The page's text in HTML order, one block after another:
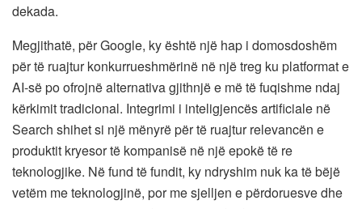
dekada.
Megjithatë, për Google, ky është një hap i domosdoshëm
për të ruajtur konkurrueshmërinë në një treg ku platformat e
AI-së po ofrojnë alternativa gjithnjë e më të fuqishme ndaj
kërkimit tradicional. Integrimi i inteligjencës artificiale në
Search shihet si një mënyrë për të ruajtur relevancën e
produktit kryesor të kompanisë në një epokë të re
teknologjike. Në fund të fundit, ky ndryshim nuk ka të bëjë
vetëm me teknologjinë, por me sjelljen e përdoruesve dhe